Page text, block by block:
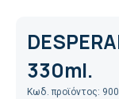
330ml.
Κωδ. προϊόντος: